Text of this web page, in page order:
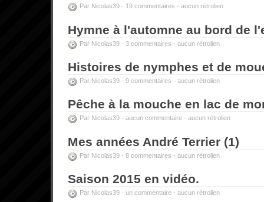
Par Nicolas39 - 19 commentaires - aucun rétrolien
Hymne à l'automne au bord de
Par Nicolas39 - 3 commentaires - aucun rétrolien
Histoires de nymphes et de
Par Nicolas39 - 9 commentaires - aucun rétrolien
Pêche à la mouche en lac de
Par Nicolas39 - aucun commentaire - aucun rétrolien
Mes années André Terrier (1)
Par Nicolas39 - 8 commentaires - aucun rétrolien
Saison 2015 en vidéo.
Par Nicolas39 - un commentaire - aucun rétrolien